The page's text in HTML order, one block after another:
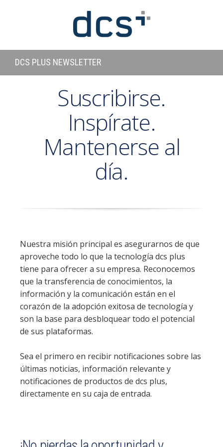
DCS PLUS NEWSLETTER
Suscribirse.
Inspírate.
Mantenerse al
día.
Nuestra misión principal es asegurarnos de que
aproveche todo lo que la tecnología dcs plus
tiene para ofrecer a su empresa. Reconocemos
que la transferencia de conocimientos, la
información y la comunicación están en el
corazón de la adopción exitosa de tecnología y
son la base para desbloquear todo el potencial
de sus plataformas.
Sea el primero en recibir notificaciones sobre las
últimas noticias, información relevante y
notificaciones de productos de dcs plus,
directamente en su caja de entrada.